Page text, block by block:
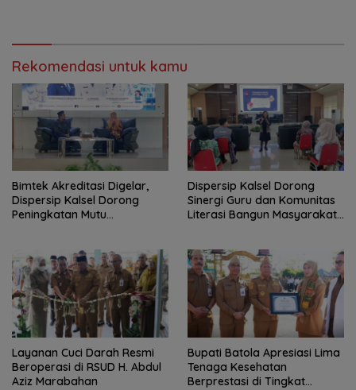
Rekomendasi untuk kamu
Bimtek Akreditasi Digelar,
Dispersip Kalsel Dorong
Peningkatan Mutu
Dispersip Kalsel Dorong
Sinergi Guru dan Komunitas
Literasi Bangun Masyarakat
Layanan Cuci Darah Resmi
Beroperasi di RSUD H. Abdul
Aziz Marabahan
Bupati Batola Apresiasi Lima
Tenaga Kesehatan
Berprestasi di Tingkat